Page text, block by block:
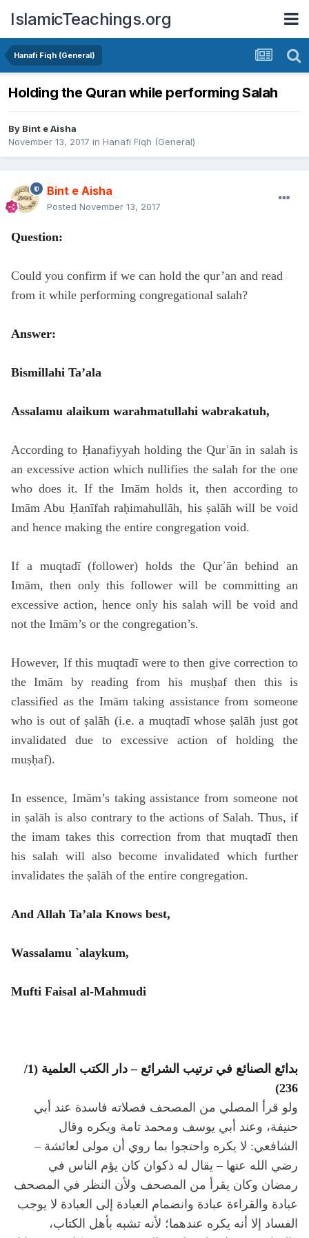
IslamicTeachings.org
Hanafi Fiqh (General)
Holding the Quran while performing Salah
By Bint e Aisha
November 13, 2017 in Hanafi Fiqh (General)
Bint e Aisha
Posted November 13, 2017
Question:
Could you confirm if we can hold the qur’an and read
from it while performing congregational salah?
Answer:
Bismillahi Ta’ala
Assalamu alaikum warahmatullahi wabrakatuh,
According to Ḥanafiyyah holding the Qurʾān in salah is
an excessive action which nullifies the salah for the one
who does it. If the Imām holds it, then according to
Imām Abu Ḥanīfah raḥimahullāh, his ṣalāh will be void
and hence making the entire congregation void.
If a muqtadī (follower) holds the Qurʾān behind an
Imām, then only this follower will be committing an
excessive action, hence only his salah will be void and
not the Imām’s or the congregation’s.
However, If this muqtadī were to then give correction to
the Imām by reading from his muṣḥaf then this is
classified as the Imām taking assistance from someone
who is out of ṣalāh (i.e. a muqtadī whose ṣalāh just got
invalidated due to excessive action of holding the
muṣḥaf).
In essence, Imām’s taking assistance from someone not
in ṣalāh is also contrary to the actions of Salah. Thus, if
the imam takes this correction from that muqtadī then
his salah will also become invalidated which further
invalidates the ṣalāh of the entire congregation.
And Allah Ta’ala Knows best,
Wassalamu `alaykum,
Mufti Faisal al-Mahmudi
بدائع الصنائع في ترتيب الشرائع – دار الكتب العلمية (1/
236)
ولو قرأ المصلي من المصحف فصلاته فاسدة عند أبي
حنيفة، وعند أبي يوسف ومحمد تامة ويكره وقال
الشافعي: لا يكره واحتجوا بما روي أن مولى لعائشة –
رضي الله عنها – يقال له ذكوان كان يؤم الناس في
رمضان وكان يقرأ من المصحف ولأن النظر في المصحف
عبادة والقراءة عبادة وانضمام العبادة إلى العبادة لا يوجب
الفساد إلا أنه يكره عندهما؛ لأنه تشبه بأهل الكتاب،